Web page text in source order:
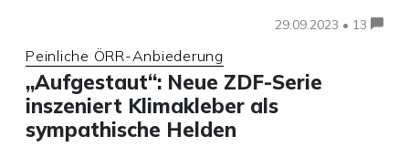
29.09.2023 • 13
Peinliche ÖRR-Anbiederung
„Aufgestaut“: Neue ZDF-Serie
inszeniert Klimakleber als
sympathische Helden